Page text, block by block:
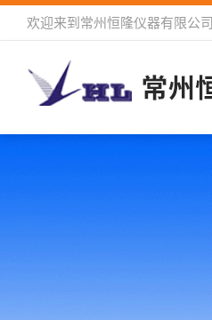
欢迎来到 常州恒隆仪器有限公司